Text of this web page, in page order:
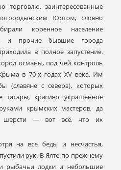
торговлю, заинтересованные
Юртом, словно
коренное население
и прочие бывшие города
в полное запустение.
османы, под чей контроль
в 70-х годах XV века. Им
(славяне с севера), которых
татары, красиво украшенное
крымских мастеров, да
шерсти — вот всё, что их
на все беды и несчастья,
рук. В Ялте по-прежнему
рыбачьи лодки и небольшие